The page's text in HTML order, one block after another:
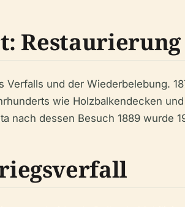
und der Wiederbelebung.
wie Holzbalkendecken
nach dessen Besuch 1889 wurde